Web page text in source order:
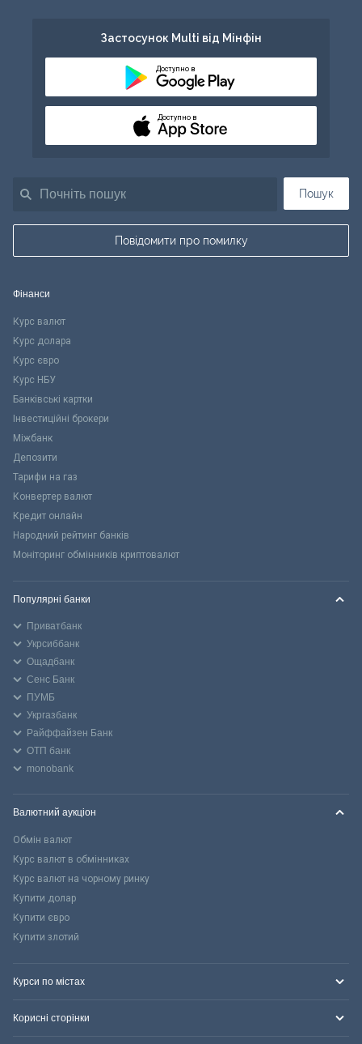
Пошук
Повідомити про помилку
Застосунок Multi від Мінфін
Доступно в
Доступно в
Фінанси
Курс валют
Курс долара
Курс євро
Курс НБУ
Банківські картки
Інвестиційні брокери
Міжбанк
Депозити
Тарифи на газ
Конвертер валют
Кредит онлайн
Народний рейтинг банків
Моніторинг обмінників криптовалют
Популярні банки
Приватбанк
Укрсиббанк
Ощадбанк
Сенс Банк
ПУМБ
Укргазбанк
Райффайзен Банк
ОТП банк
monobank
Валютний аукціон
Обмін валют
Курс валют в обмінниках
Курс валют на чорному ринку
Купити долар
Купити євро
Купити злотий
Курси по містах
Корисні сторінки